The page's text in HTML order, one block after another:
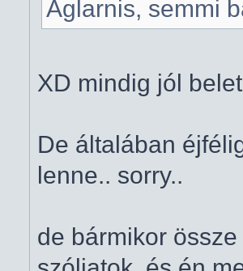
Aglarnis, semmi
XD mindig jól
De általában
lenne.. sorry..
de bármikor